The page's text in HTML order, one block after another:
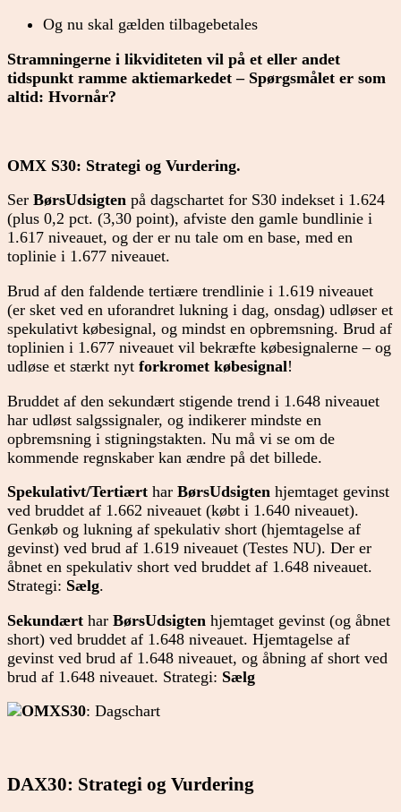
Og nu skal gælden tilbagebetales
Stramningerne i likviditeten vil på et eller andet
tidspunkt ramme aktiemarkedet – Spørgsmålet er som
altid: Hvornår?
OMX S30: Strategi og Vurdering.
Ser BørsUdsigten på dagschartet for S30 indekset i 1.624
(plus 0,2 pct. (3,30 point), afviste den gamle bundlinie i
1.617 niveauet, og der er nu tale om en base, med en
toplinie i 1.677 niveauet.
Brud af den faldende tertiære trendlinie i 1.619 niveauet
(er sket ved en uforandret lukning i dag, onsdag) udløser et
spekulativt købesignal, og mindst en opbremsning. Brud af
toplinien i 1.677 niveauet vil bekræfte købesignalerne – og
udløse et stærkt nyt forkromet købesignal!
Bruddet af den sekundært stigende trend i 1.648 niveauet
har udløst salgssignaler, og indikerer mindste en
opbremsning i stigningstakten. Nu må vi se om de
kommende regnskaber kan ændre på det billede.
Spekulativt/Tertiært har BørsUdsigten hjemtaget gevinst
ved bruddet af 1.662 niveauet (købt i 1.640 niveauet).
Genkøb og lukning af spekulativ short (hjemtagelse af
gevinst) ved brud af 1.619 niveauet (Testes NU). Der er
åbnet en spekulativ short ved bruddet af 1.648 niveauet.
Strategi: Sælg.
Sekundært har BørsUdsigten hjemtaget gevinst (og åbnet
short) ved bruddet af 1.648 niveauet. Hjemtagelse af
gevinst ved brud af 1.648 niveauet, og åbning af short ved
brud af 1.648 niveauet. Strategi: Sælg
OMXS30: Dagschart
DAX30: Strategi og Vurdering